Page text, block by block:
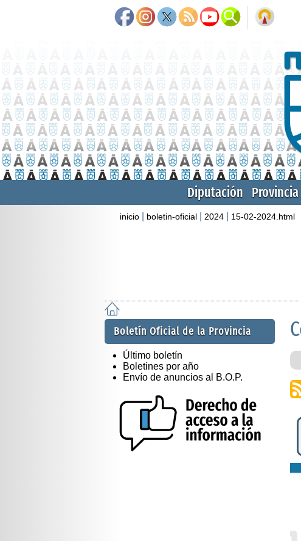
Diputación Provincia
inicio boletin-oficial 2024 15-02-2024.html
Boletín Oficial de la Provincia
Último boletín
Boletines por año
Envío de anuncios al B.O.P.